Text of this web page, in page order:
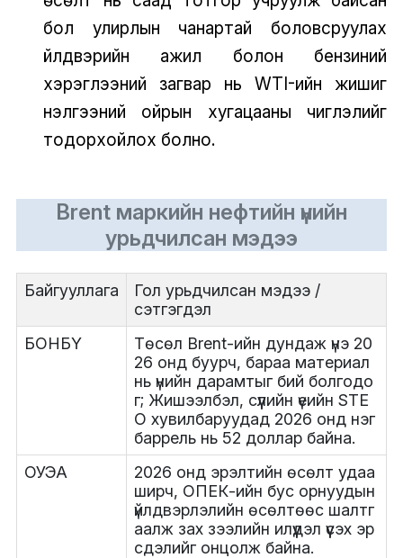
бол улирлын чанартай боловсруулах
үйлдвэрийн ажил болон бензиний
хэрэглээний загвар нь WTI-ийн жишиг
үнэлгээний ойрын хугацааны чиглэлийг
тодорхойлох болно.
Brent маркийн нефтийн үнийн
урьдчилсан мэдээ
Байгууллага
Гол урьдчилсан мэдээ /
сэтгэгдэл
БОНБҮ
Төсөл Brent-ийн дундаж үнэ 20
26 онд буурч, бараа материал
нь үнийн дарамтыг бий болгодо
г; Жишээлбэл, сүүлийн үеийн STE
O хувилбаруудад 2026 онд нэг
баррель нь 52 доллар байна.
ОУЭА
2026 онд эрэлтийн өсөлт удаа
ширч, ОПЕК-ийн бус орнуудын
үйлдвэрлэлийн өсөлтөөс шалтг
аалж зах зээлийн илүүдэл үүсэх эр
сдэлийг онцолж байна.